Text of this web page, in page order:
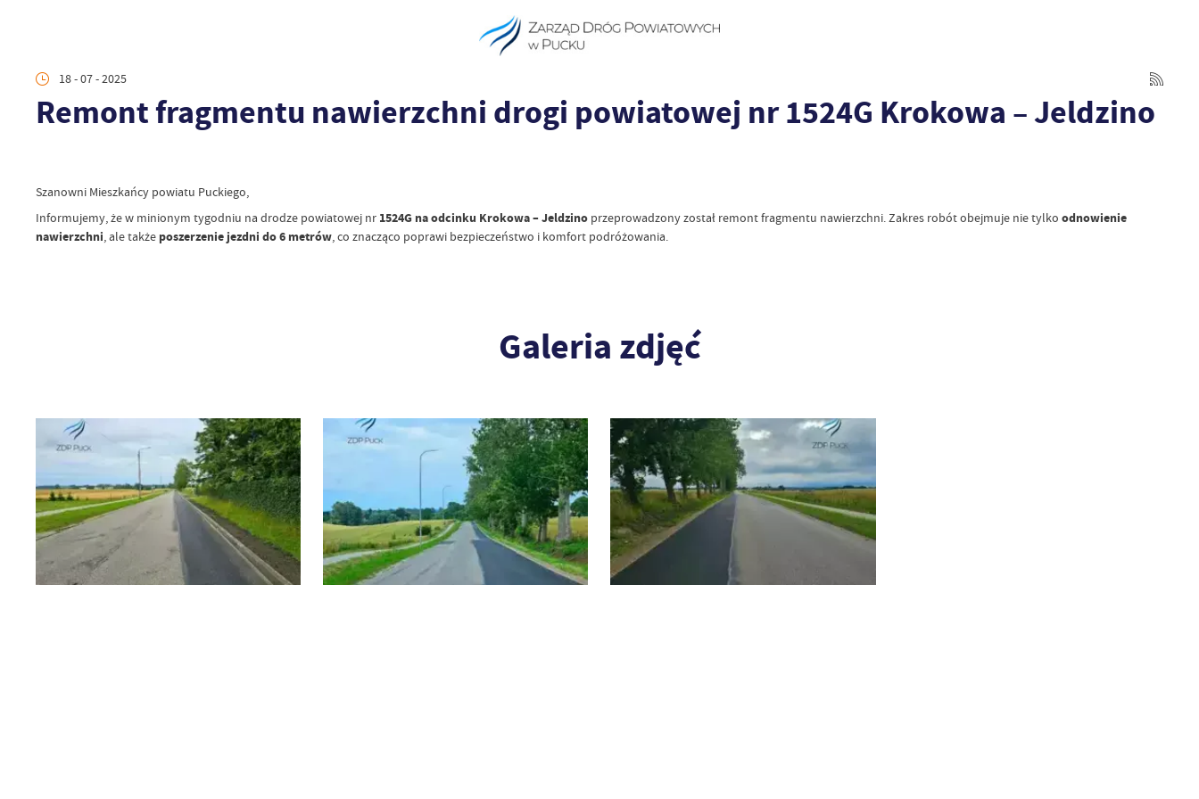
18 - 07 - 2025
Remont fragmentu nawierzchni drogi powiatowej nr 1524G Krokowa – Jeldzino
Szanowni Mieszkańcy powiatu Puckiego,
Informujemy, że w minionym tygodniu na drodze powiatowej nr 1524G na odcinku Krokowa – Jeldzino przeprowadzony został remont fragmentu nawierzchni. Zakres robót obejmuje nie tylko odnowienie
nawierzchni, ale także poszerzenie jezdni do 6 metrów, co znacząco poprawi bezpieczeństwo i komfort podróżowania.
Galeria zdjęć